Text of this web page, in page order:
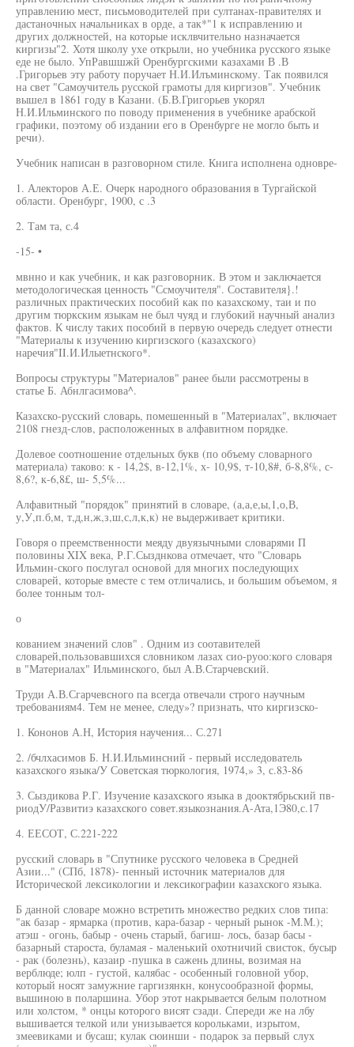
управлению мест, письмоводителей при султанах-правителях и
дастаночных начальниках в орде, а так*"1 к исправлению и
других должностей, на которые исклвчительно назначается
киргизы"2. Хотя школу ухе открыли, но учебника русского языке
еде не было. УпРавшшжй Оренбургскими казахами В .В
.Григорьев эту работу поручает Н.И.Илъминскому. Так появился
на свет "Самоучитель русской грамоты для киргизов". Учебник
вышел в 1861 году в Казани. (Б.В.Григорьев укорял
Н.И.Ильминского по поводу применения в учебнике арабской
графики, поэтому об издании его в Оренбурге не могло быть и
речи).
Учебник написан в разговорном стиле. Книга исполнена одновре-
1. Алекторов А.Е. Очерк народного образования в Тургайской
области. Оренбург, 1900, с .3
2. Там та, с.4
-15- •
мвнно и как учебник, и как разговорник. В этом и заключается
методологическая ценность "Ссмоучителя". Составителя}.!
различных практических пособий как по казахскому, таи и по
другим тюркским языкам не был чуяд и глубокий научный анализ
фактов. К числу таких пособий в первую очередь следует отнести
"Материалы к изучению киргизского (казахского)
наречия"II.И.Илыетнского*.
Вопросы структуры "Материалов" ранее были рассмотрены в
статье Б. Абнлгасимова^.
Казахско-русский словарь, помешенный в "Материалах", включает
2108 гнезд-слов, расположенных в алфавитном порядке.
Долевое соотношение отдельных букв (по объему словарного
материала) таково: к - 14,2$, в-12,1%, х- 10,9$, т-10,8#, б-8,8%, с-
8,6?, к-6,8£, ш- 5,5%...
Алфавитный "порядок" принятий в словаре, (а,а,е,ы,1,о,В,
у,У,п.б,м, т,д,н,ж,з,ш,с,л,к,к) не выдерживает критики.
Говоря о преемственности меяду двуязычными словарями П
половины XIX века, Р.Г.Сызднкова отмечает, что "Словарь
Ильмин-ского послугал основой для многих последующих
словарей, которые вместе с тем отличались, и большим объемом, я
более тонным тол-
о
кованием значений слов" . Одним из соотавителей
словарей,пользовавшихся словником лазах сио-руоо:кого словаря
в "Материалах" Ильминского, был А.В.Старчевский.
Труди А.В.Сгарчевсного па всегда отвечали строго научным
требованиям4. Тем не менее, следу»? признать, что киргизско-
1. Кононов А.Н, История научения... С.271
2. /бчлхасимов Б. Н.И.Ильминсний - первый исследователь
казахского языка/У Советская тюркология, 1974,» 3, с.83-86
3. Сыздикова Р.Г. Изучение казахского языка в дооктябрьский пв-
риодУ/Развитиэ казахского совет.языкознания.А-Ата,1Э80,с.17
4. ЕЕСОТ, С.221-222
русский словарь в "Спутнике русского человека в Средней
Азии..." (СПб, 1878)- пенный источник материалов для
Исторической лексикологии и лексикографии казахского языка.
Б данной словаре можно встретить множество редких слов типа:
"ак базар - ярмарка (против, кара-базар - черный рынок -М.М.);
атэш - огонь, бабыр - очень старый, багиш- лось, базар басы -
базарный староста, буламая - маленький охотничий свисток, бусыр
- рак (болезнь), казаир -пушка в сажень длины, возимая на
верблюде; юлп - густой, калябас - особенный головной убор,
который носят замужние гаргизянкн, конусообразной формы,
вышиною в поларшина. Убор этот накрывается белым полотном
или холстом, * онцы которого висят сзади. Спереди же на лбу
вышивается телкой или унизывается корольками, изрытом,
змеевиками и бусаш; кулак сюинши - подарок за первый слух